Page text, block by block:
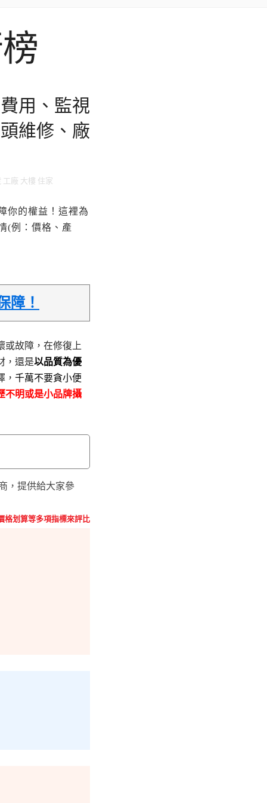
用、監視
維修、廠
工廠 大樓 住家
你的權益！這裡為
(例：價格、產
障！
或故障，在修復上
，還是以品質為優
， 千萬不要貪小便
不明或是小品牌攝
，提供給大家參
格划算等多項指標來評比